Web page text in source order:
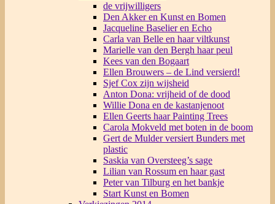
de vrijwilligers
Den Akker en Kunst en Bomen
Jacqueline Baselier en Echo
Carla van Belle en haar viltkunst
Marielle van den Bergh haar peul
Kees van den Bogaart
Ellen Brouwers – de Lind versierd!
Sjef Cox zijn wijsheid
Anton Dona: vrijheid of de dood
Willie Dona en de kastanjenoot
Ellen Geerts haar Painting Trees
Carola Mokveld met boten in de boom
Gert de Mulder versiert Bunders met
plastic
Saskia van Oversteeg’s sage
Lilian van Rossum en haar gast
Peter van Tilburg en het bankje
Start Kunst en Bomen